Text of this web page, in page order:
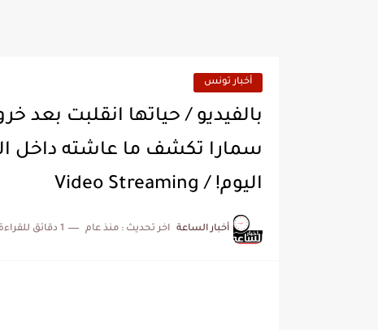
أخبار تونس
بالفيديو / حياتها انقلبت بعد
سمارا تكشف ما عاشته داخل
اليوم! / Video Streaming
أخبار الساعة اخر تحديث : منذ عام 1 دقائق للقراءة